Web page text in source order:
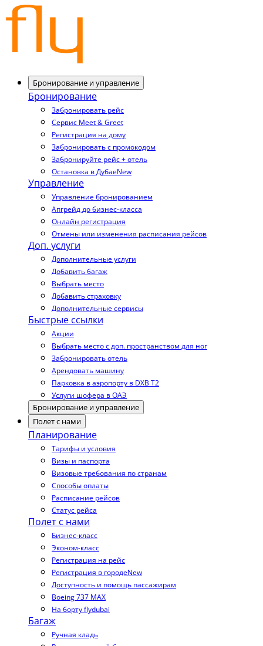
Бронирование и управление
Бронирование
Забронировать рейс
Сервис Meet & Greet
Регистрация на дому
Забронировать с промокодом
Забронируйте рейс + отель
Остановка в ДубаеNew
Управление
Управление бронированием
Апгрейд до бизнес-класса
Онлайн регистрация
Отмены или изменения расписания рейсов
Доп. услуги
Дополнительные услуги
Добавить багаж
Выбрать место
Добавить страховку
Дополнительные сервисы
Быстрые ссылки
Акции
Выбрать место с доп. пространством для ног
Забронировать отель
Арендовать машину
Парковка в аэропорту в DXB T2
Услуги шофера в ОАЭ
Бронирование и управление
Полет с нами
Планирование
Тарифы и условия
Визы и паспорта
Визовые требования по странам
Способы оплаты
Расписание рейсов
Статус рейса
Полет с нами
Бизнес-класс
Эконом-класс
Регистрация на рейс
Регистрация в городеNew
Доступность и помощь пассажирам
Boeing 737 MAX
На борту flydubai
Багаж
Ручная кладь